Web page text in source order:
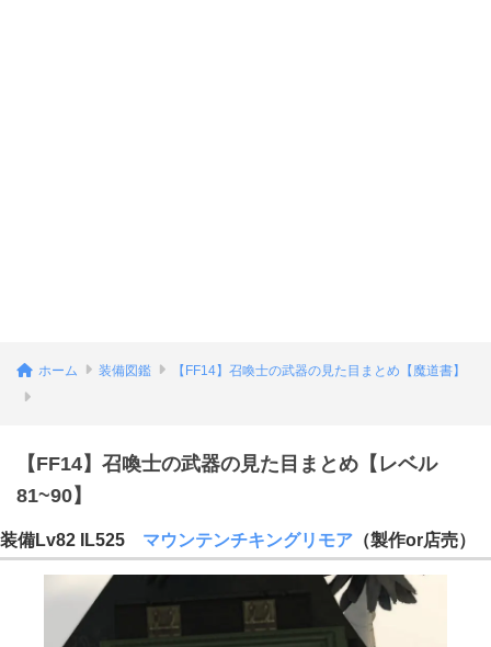
ホーム 装備図鑑 【FF14】召喚士の武器の見た目まとめ【魔道書】
【FF14】召喚士の武器の見た目まとめ【レベル
81~90】
装備Lv82 IL525 マウンテンチキングリモア （製作or店売）